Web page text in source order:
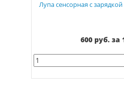
Лупа сенсорная с
600 руб. за